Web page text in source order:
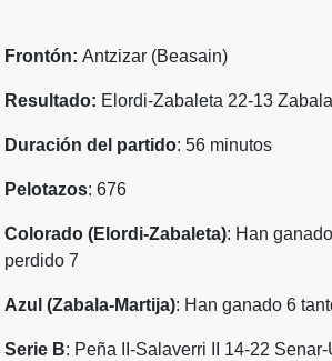
Frontón: Antzizar (Beasain)
Resultado: Elordi-Zabaleta 22-13
Duración del partido: 56 minutos
Pelotazos: 676
Colorado (Elordi-Zabaleta): Han
perdido 7
Azul (Zabala-Martija): Han ganado 6
Serie B: Peña II-Salaverri II 14-22